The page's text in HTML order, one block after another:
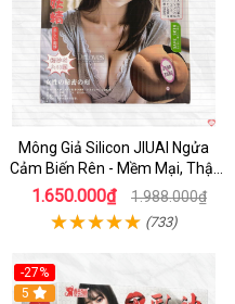
Mông Giả Silicon JIUAI Ngửa
Cảm Biến Rên - Mềm Mại, Thật
Như Thật
1.650.000₫ 1.988.000₫
(733)
-27%
5